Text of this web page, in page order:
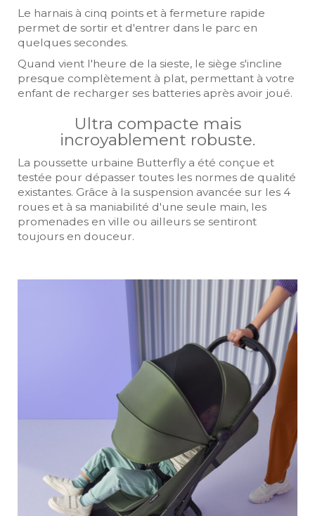
Le harnais à cinq points et à fermeture rapide
permet de sortir et d'entrer dans le parc en
quelques secondes.
Quand vient l'heure de la sieste, le siège s'incline
presque complètement à plat, permettant à votre
enfant de recharger ses batteries après avoir joué.
Ultra compacte mais
incroyablement robuste.
La poussette urbaine Butterfly a été conçue et
testée pour dépasser toutes les normes de qualité
existantes. Grâce à la suspension avancée sur les 4
roues et à sa maniabilité d'une seule main, les
promenades en ville ou ailleurs se sentiront
toujours en douceur.